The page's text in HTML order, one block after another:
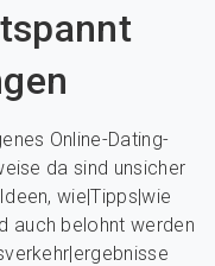
Online-Dating-
da sind unsicher
wie|Tipps|wie
auch belohnt werden